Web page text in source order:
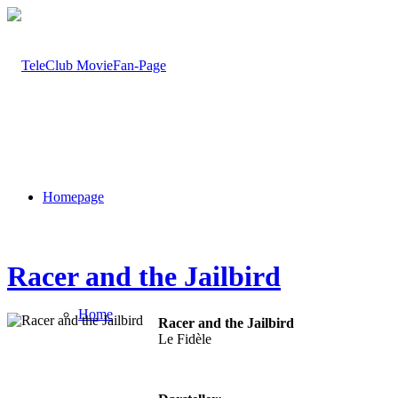
Homepage
Home
Racer and the Jailbird
Racer and the Jailbird
Le Fidèle